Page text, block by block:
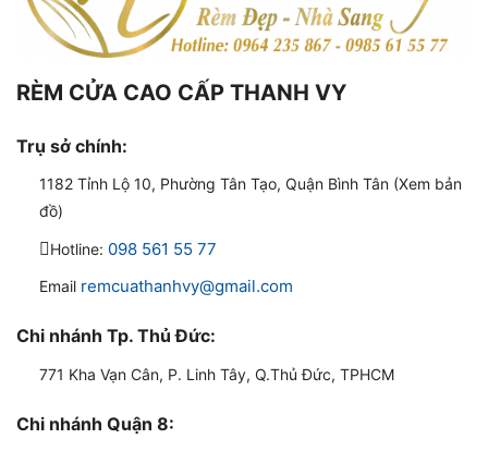
RÈM CỬA CAO CẤP THANH VY
Trụ sở chính:
1182 Tỉnh Lộ 10, Phường Tân Tạo, Quận Bình Tân (Xem bản
đồ)
Hotline: 098 561 55 77
Email remcuathanhvy@gmail.com
Chi nhánh Tp. Thủ Đức:
771 Kha Vạn Cân, P. Linh Tây, Q.Thủ Đức, TPHCM
Chi nhánh Quận 8: